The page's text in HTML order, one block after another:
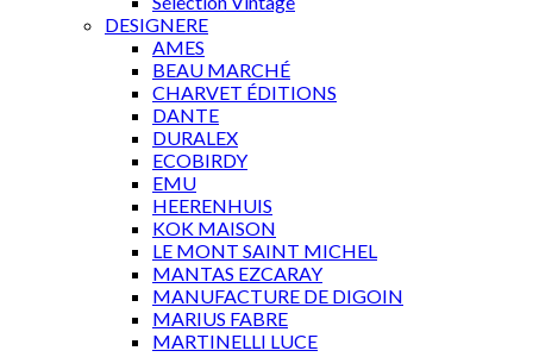
DESIGNERE
AMES
BEAU MARCHÉ
CHARVET ÉDITIONS
DANTE
DURALEX
ECOBIRDY
EMU
HEERENHUIS
KOK MAISON
LE MONT SAINT MICHEL
MANTAS EZCARAY
MANUFACTURE DE DIGOIN
MARIUS FABRE
MARTINELLI LUCE